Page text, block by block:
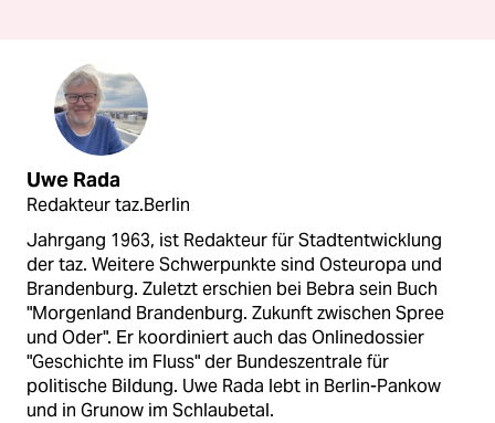
Uwe Rada
Redakteur taz.Berlin
Jahrgang 1963, ist Redakteur für Stadtentwicklung
der taz. Weitere Schwerpunkte sind Osteuropa und
Brandenburg. Zuletzt erschien bei Bebra sein Buch
"Morgenland Brandenburg. Zukunft zwischen Spree
und Oder". Er koordiniert auch das Onlinedossier
"Geschichte im Fluss" der Bundeszentrale für
politische Bildung. Uwe Rada lebt in Berlin-Pankow
und in Grunow im Schlaubetal.